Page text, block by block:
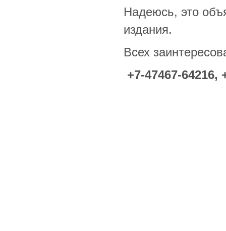
Надеюсь, это
издания.
Всех
+7-47467-64216,